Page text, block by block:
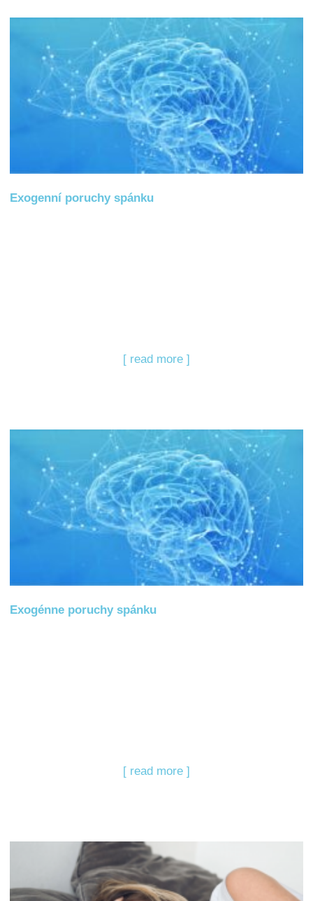
Exogenní poruchy spánku
[ read more ]
Exogénne poruchy spánku
[ read more ]